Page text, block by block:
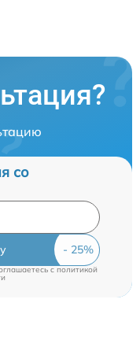
со
cполитикой